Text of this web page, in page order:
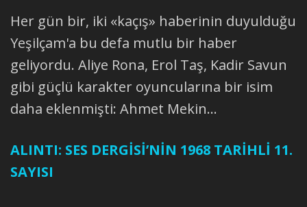
Her gün bir, iki «kaçış» haberinin duyulduğu
Yeşilçam'a bu defa mutlu bir haber
geliyordu. Aliye Rona, Erol Taş, Kadir Savun
gibi güçlü karakter oyuncularına bir isim
daha eklenmişti: Ahmet Mekin...
ALINTI: SES DERGİSİ’NİN 1968 TARİHLİ 11.
SAYISI